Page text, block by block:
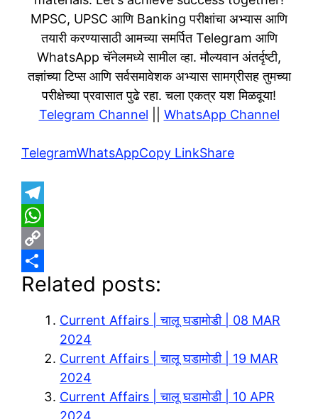
MPSC, UPSC आणि Banking परीक्षांचा अभ्यास आणि
तयारी करण्यासाठी आमच्या समर्पित Telegram आणि
WhatsApp चॅनेलमध्ये सामील व्हा. मौल्यवान अंतर्दृष्टी,
तज्ञांच्या टिप्स आणि सर्वसमावेशक अभ्यास सामग्रीसह तुमच्या
परीक्षेच्या प्रवासात पुढे रहा. चला एकत्र यश मिळवूया!
Telegram Channel
WhatsApp Channel
TelegramWhatsAppCopy LinkShare
T
e
e
W
h
a
C
o
S
Related posts:
Current Affairs | चालू घडामोडी | 08 MAR
2024
Current Affairs | चालू घडामोडी | 19 MAR
2024
Current Affairs | चालू घडामोडी | 10 APR